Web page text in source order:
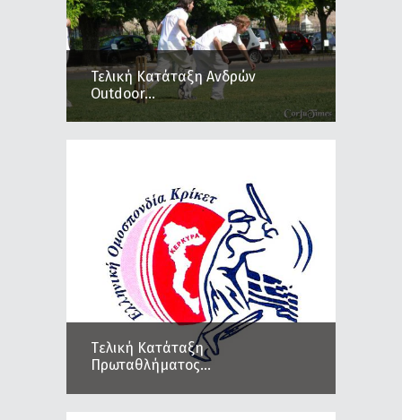
Τελική Κατάταξη Ανδρών
Outdoor...
Tελική Κατάταξη
Πρωταθλήματος...